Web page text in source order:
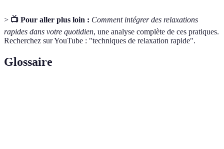
> 📺 Pour aller plus loin : Comment intégrer des relaxations
rapides dans votre quotidien, une analyse complète de ces pratiques.
Recherchez sur YouTube : "techniques de relaxation rapide".
Glossaire